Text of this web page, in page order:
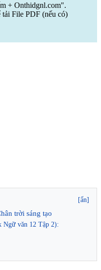
+ Onthidgnl.com".
File PDF (nếu có)
[ẩn]
trời sáng tạo
Ngữ văn 12 Tập 2):